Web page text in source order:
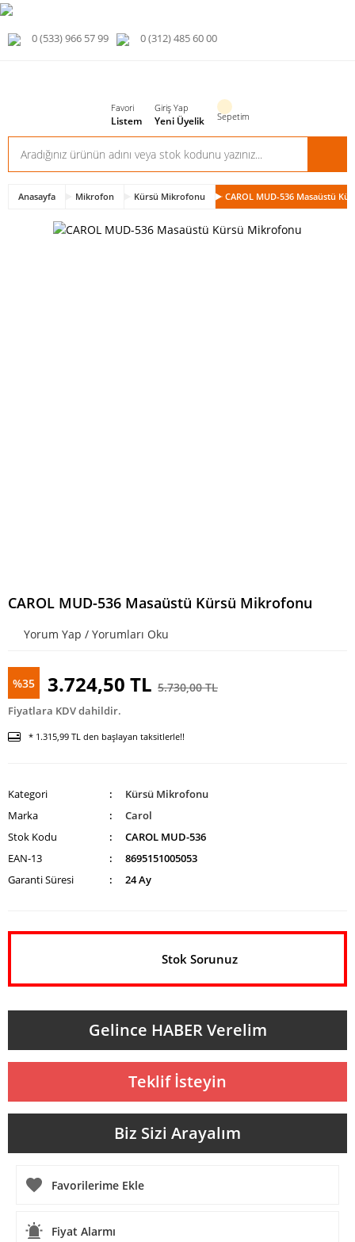
0 (533) 966 57 99 0 (312) 485 60 00
Favori
Listem
Giriş Yap
Yeni Üyelik Sepetim
Anasayfa Mikrofon Kürsü Mikrofonu CAROL MUD-536 Masaüstü
CAROL MUD-536 Masaüstü Kürsü Mikrofonu
Yorum Yap / Yorumları Oku
%35 3.724,50 TL 5.730,00 TL
Fiyatlara KDV dahildir.
* 1.315,99 TL den başlayan taksitlerle!!
Kategori
Kürsü Mikrofonu
Marka
Carol
Stok Kodu
CAROL MUD-536
EAN-13
8695151005053
Garanti Süresi
24 Ay
Stok Sorunuz
Gelince HABER Verelim
Teklif İsteyin
Biz Sizi Arayalım
Fiyat Alarmı